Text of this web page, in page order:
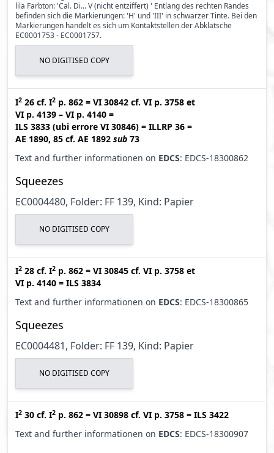
lila Farbton: 'Cal. Di... V (nicht entziffert) ' Entlang des rechten Randes
befinden sich die Markierungen: 'H' und 'III' in schwarzer Tinte. Bei den
Markierungen handelt es sich um Kontaktstellen der Abklatsche
EC0001753 - EC0001757.
NO DIGITISED COPY
I2 26 cf. I2 p. 862 = VI 30842 cf. VI p. 3758 et
VI p. 4139 – VI p. 4140 =
ILS 3833 (ubi errore VI 30846) = ILLRP 36 =
AE 1890, 85 cf. AE 1892 sub 73
Text and further informationen on EDCS: EDCS-18300862
Squeezes
EC0004480, Folder: FF 139, Kind: Papier
NO DIGITISED COPY
I2 28 cf. I2 p. 862 = VI 30845 cf. VI p. 3758 et
VI p. 4140 = ILS 3834
Text and further informationen on EDCS: EDCS-18300865
Squeezes
EC0004481, Folder: FF 139, Kind: Papier
NO DIGITISED COPY
I2 30 cf. I2 p. 862 = VI 30898 cf. VI p. 3758 = ILS 3422
Text and further informationen on EDCS: EDCS-18300907